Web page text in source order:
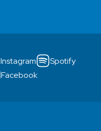
Instagram
Spotify
Facebook